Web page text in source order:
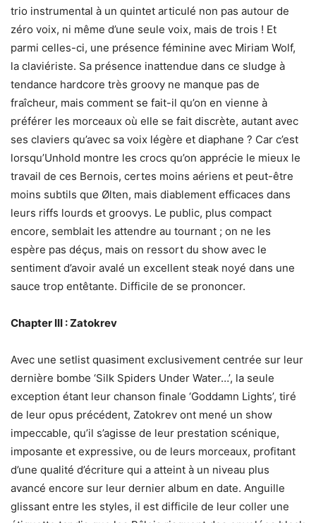
trio instrumental à un quintet articulé non pas autour de
zéro voix, ni même d’une seule voix, mais de trois ! Et
parmi celles-ci, une présence féminine avec Miriam Wolf,
la claviériste. Sa présence inattendue dans ce sludge à
tendance hardcore très groovy ne manque pas de
fraîcheur, mais comment se fait-il qu’on en vienne à
préférer les morceaux où elle se fait discrète, autant avec
ses claviers qu’avec sa voix légère et diaphane ? Car c’est
lorsqu’Unhold montre les crocs qu’on apprécie le mieux le
travail de ces Bernois, certes moins aériens et peut-être
moins subtils que Ølten, mais diablement efficaces dans
leurs riffs lourds et groovys. Le public, plus compact
encore, semblait les attendre au tournant ; on ne les
espère pas déçus, mais on ressort du show avec le
sentiment d’avoir avalé un excellent steak noyé dans une
sauce trop entêtante. Difficile de se prononcer.
Chapter III : Zatokrev
Avec une setlist quasiment exclusivement centrée sur leur
dernière bombe ‘Silk Spiders Under Water…’, la seule
exception étant leur chanson finale ‘Goddamn Lights’, tiré
de leur opus précédent, Zatokrev ont mené un show
impeccable, qu’il s’agisse de leur prestation scénique,
imposante et expressive, ou de leurs morceaux, profitant
d’une qualité d’écriture qui a atteint à un niveau plus
avancé encore sur leur dernier album en date. Anguille
glissant entre les styles, il est difficile de leur coller une